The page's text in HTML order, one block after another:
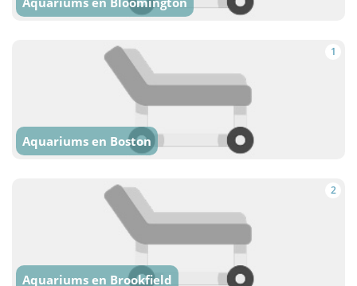
1
Aquariums en Boston
2
Aquariums en Brookfield